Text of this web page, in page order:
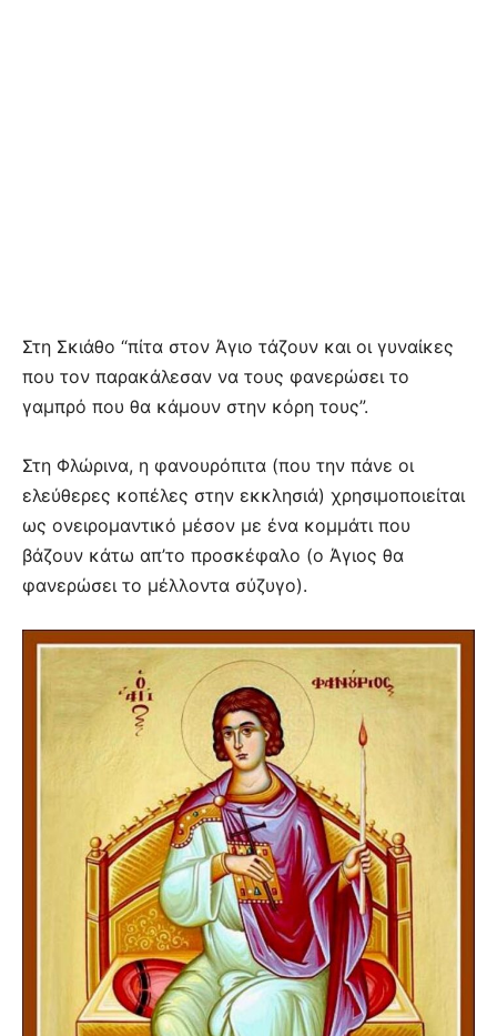
Στη Σκιάθο “πίτα στον Άγιο τάζουν και οι γυναίκες
που τον παρακάλεσαν να τους φανερώσει το
γαμπρό που θα κάμουν στην κόρη τους”.
Στη Φλώρινα, η φανουρόπιτα (που την πάνε οι
ελεύθερες κοπέλες στην εκκλησιά) χρησιμοποιείται
ως ονειρομαντικό μέσον με ένα κομμάτι που
βάζουν κάτω απ’το προσκέφαλο (ο Άγιος θα
φανερώσει το μέλλοντα σύζυγο).